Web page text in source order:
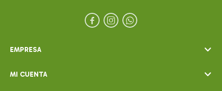
EMPRESA
MI CUENTA
  